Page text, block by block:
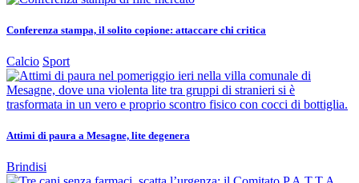
Conferenza stampa, il solito copione: attaccare chi critica
Calcio Sport
Attimi di paura a Mesagne, lite degenera
Brindisi